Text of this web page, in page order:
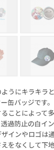
うにキラキラ
缶バッジです。
ことによって
過防止の白イ
ザインやロゴは
をなくして下